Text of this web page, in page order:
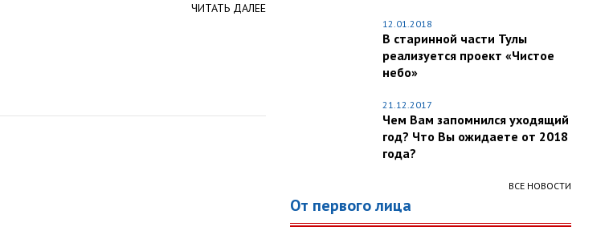
ЧИТАТЬ ДАЛЕЕ
12.01.2018
В старинной части Тулы
реализуется проект «Чистое
небо»
21.12.2017
Чем Вам запомнился уходящий
год? Что Вы ожидаете от 2018
года?
ВСЕ НОВОСТИ
От первого лица